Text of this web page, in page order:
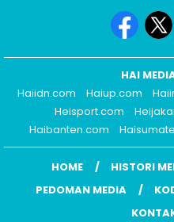
HAI
Haiidn.com
Haiup.com
Heisport.com
Haibanten.com
HOME HISTORI
PEDOMAN MEDIA